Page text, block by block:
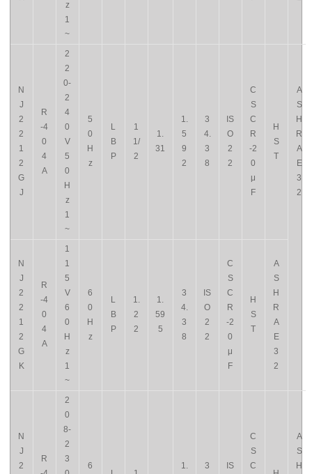
z
1
~
N
J
2
2
1
2
G
J
R
-4
0
4
A
2
2
0-
2
4
0
V
5
0
H
z
1
~
5
0
H
z
L
B
P
1
1/
2
1.
31
1.
5
9
2
3
4.
3
8
IS
O
2
2
C
S
C
R
-2
0
μ
F
H
S
T
A
S
H
R
A
E
3
2
N
J
2
2
1
2
G
K
R
-4
0
4
A
1
1
5
V
6
0
H
z
1
~
6
0
H
z
L
B
P
1.
2
2
1.
59
5
3
4.
3
8
IS
O
2
2
C
S
C
R
-2
0
μ
F
H
S
T
A
S
H
R
A
E
3
2
N
J
2
R
2
0
8-
2
3
6 1. 3 IS
C
S
C
A
S
H